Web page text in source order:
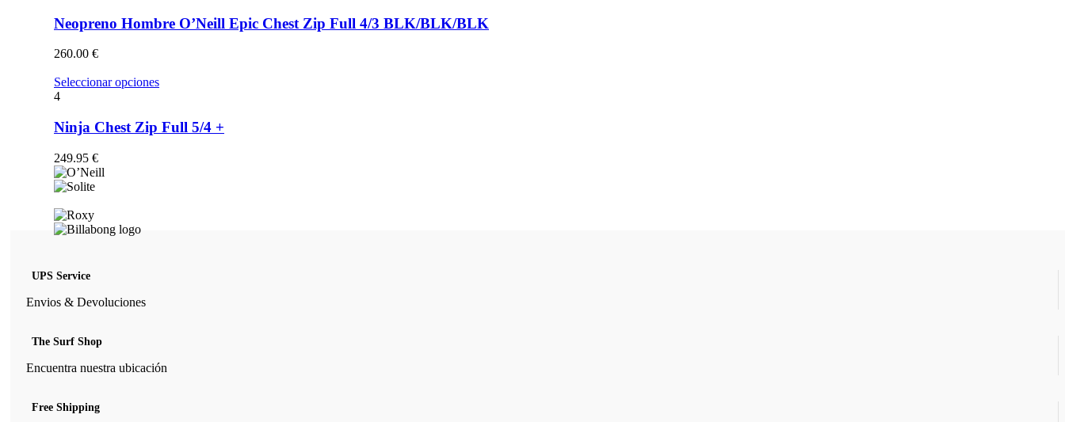
múltiples
variantes.
se
pueden
en
la
Neopreno Hombre O’Neill Epic Chest Zip Full 4/3 BLK/BLK/BLK
260.00 €
Seleccionar opcionesEste
múltiples
variantes.
4
Ninja Chest Zip Full 5/4 +
249.95 €
UPS Service
Envios & Devoluciones
The Surf Shop
Encuentra nuestra ubicación
Free Shipping